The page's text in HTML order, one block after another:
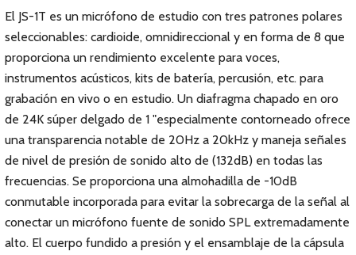
El JS-1T es un micrófono de estudio con tres patrones polares
seleccionables: cardioide, omnidireccional y en forma de 8 que
proporciona un rendimiento excelente para voces,
instrumentos acústicos, kits de batería, percusión, etc. para
grabación en vivo o en estudio. Un diafragma chapado en oro
de 24K súper delgado de 1 "especialmente contorneado ofrece
una transparencia notable de 20Hz a 20kHz y maneja señales
de nivel de presión de sonido alto de (132dB) en todas las
frecuencias. Se proporciona una almohadilla de -10dB
conmutable incorporada para evitar la sobrecarga de la señal al
conectar un micrófono fuente de sonido SPL extremadamente
alto. El cuerpo fundido a presión y el ensamblaje de la cápsula